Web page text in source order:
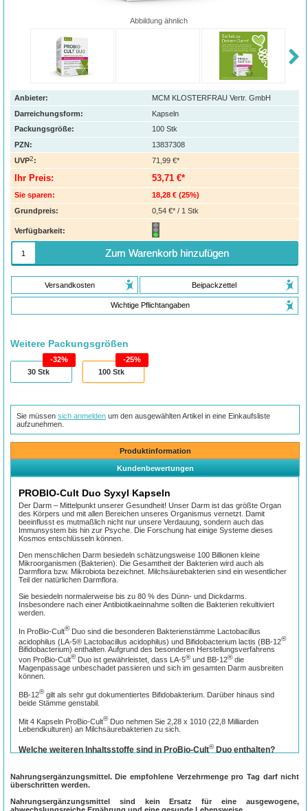
Abbildung ähnlich
Anbieter:
MCM KLOSTERFRAU Vertr. GmbH
Darreichungsform:
Kapseln
Packungsgröße:
100 Stk
PZN:
13837308
UVP2: 71,99 €*
Ihr Preis: 53,71 €*
Sie sparen: 18,28 € (25%)
Grundpreis:
0,54 €* / 1 Stk
Verfügbarkeit:
Zum Warenkorb hinzufügen
Versandkosten Beipackzettel
Wichtige Pflichtangaben
Weitere Packungsgrößen
30 Stk
32%
100Stk
25%
Sie müssensich anmelden um den ausgewählten Artikel in eine Einkaufsliste
aufzunehmen.
Produktinformation
Kundenbewertungen
PROBIO-Cult Duo Syxyl Kapseln
Der Darm – Mittelpunkt unserer Gesundheit! Unser Darm ist das größte Organ
des Körpers und mit allen Bereichen unseres Organismus vernetzt. Damit
beeinflusst es mutmaßlich nicht nur unsere Verdauung, sondern auch das
Immunsystem bis hin zur Psyche. Die Forschung hat einige Systeme dieses
Kosmos entschlüsseln können.
Den menschlichen Darm besiedeln schätzungsweise 100 Billionen kleine
Mikroorganismen (Bakterien). Die Gesamtheit der Bakterien wird auch als
Darmflora bzw. Mikrobiota bezeichnet. Milchsäurebakterien sind ein wesentlicher
Teil der natürlichen Darmflora.
Sie besiedeln normalerweise bis zu 80 % des Dünn- und Dickdarms.
Insbesondere nach einer Antibiotikaeinnahme sollten die Bakterien rekultiviert
werden.
In ProBio-Cult®Duo sind die besonderen Bakterienstämme Lactobacillus
acidophilus (LA-5® Lactobacillus acidophilus) und Bifidobacterium lactis (BB-12®
Bifidobacterium) enthalten. Aufgrund des besonderen Herstellungsverfahrens
von ProBio-Cult®Duo ist gewährleistet, dass LA-5®und BB-12®die
Magenpassage unbeschadet passieren und sich im gesamten Darm ausbreiten
können.
BB-12®gilt als sehr gut dokumentiertes Bifidobakterium. Darüber hinaus sind
beide Stämme genstabil.
Mit 4 Kapseln ProBio-Cult®Duo nehmen Sie 2,28 x 1010 (22,8 Milliarden
Lebendkulturen) an Milchsäurebakterien zu sich.
Welche weiteren Inhaltsstoffe sind in ProBio-Cult®Duo enthalten?
Aufnahme/Verwertung von Calcium und Phosphor und zu einer normalen
Funktion des Immunsystems bei.
Antibiotika wirken oft nicht selektiv, sondern zerstören nützliche wie schädliche
Nahrungsergänzungsmittel. Die empfohlene Verzehrmenge pro Tag darf nicht
überschritten werden.
Nahrungsergänzungsmittel sind kein Ersatz für eine ausgewogene,